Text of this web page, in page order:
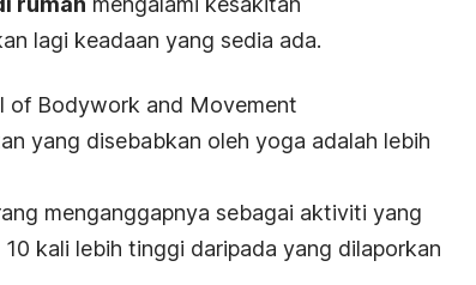
lagi keadaan yang sedia ada.
of Bodywork and Movement
yang disebabkan oleh yoga adalah lebih
menganggapnya sebagai aktiviti yang
10 kali lebih tinggi daripada yang dilaporkan